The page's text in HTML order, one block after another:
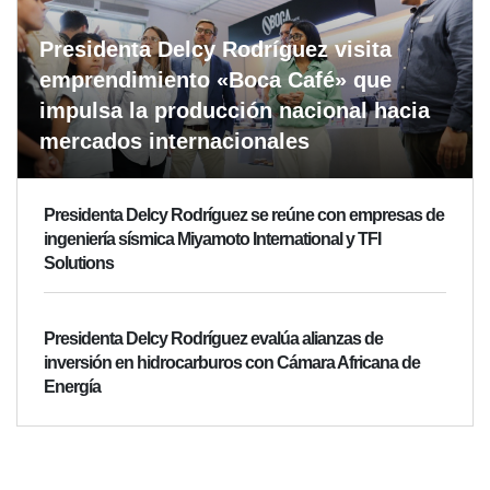
Presidenta Delcy Rodríguez visita
emprendimiento «Boca Café» que
impulsa la producción nacional hacia
mercados internacionales
Presidenta Delcy Rodríguez se reúne con empresas de
ingeniería sísmica Miyamoto International y TFI
Solutions
Presidenta Delcy Rodríguez evalúa alianzas de
inversión en hidrocarburos con Cámara Africana de
Energía